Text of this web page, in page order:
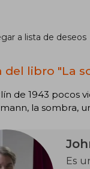
a lista de deseos
del libro "La
de 1943 pocos
la sombra,
Es